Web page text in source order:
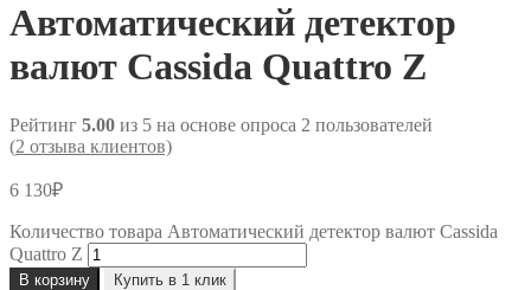
Автоматический детектор
валют Cassida Quattro Z
Рейтинг 5.00 из 5 на основе опроса 2 пользователей
(2 отзыва клиентов)
6 130₽
Количество товара Автоматический детектор валют Cassida
Quattro Z
В корзину Купить в 1 клик